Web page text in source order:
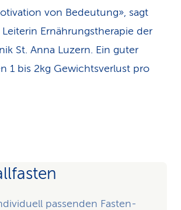
von Bedeutung», sagt
Ernährungstherapie der
St. Anna Luzern. Ein guter
1 bis 2kg Gewichtsverlust pro
passenden Fasten-